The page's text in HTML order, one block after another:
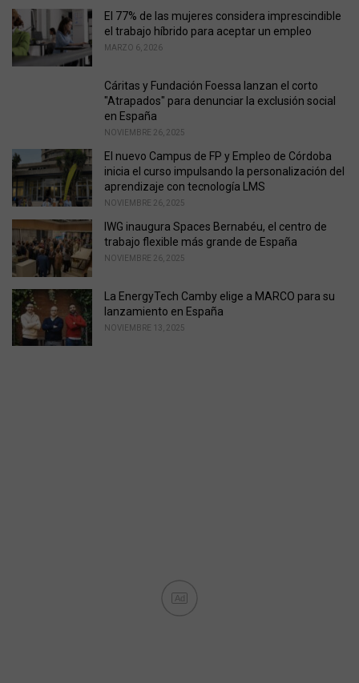
o
r
e
El 77% de las mujeres considera imprescindible
el trabajo híbrido para aceptar un empleo
MARZO 6, 2026
Cáritas y Fundación Foessa lanzan el corto
"Atrapados" para denunciar la exclusión social
en España
NOVIEMBRE 26, 2025
El nuevo Campus de FP y Empleo de Córdoba
inicia el curso impulsando la personalización del
aprendizaje con tecnología LMS
NOVIEMBRE 26, 2025
IWG inaugura Spaces Bernabéu, el centro de
trabajo flexible más grande de España
NOVIEMBRE 26, 2025
La EnergyTech Camby elige a MARCO para su
lanzamiento en España
NOVIEMBRE 13, 2025
Ad